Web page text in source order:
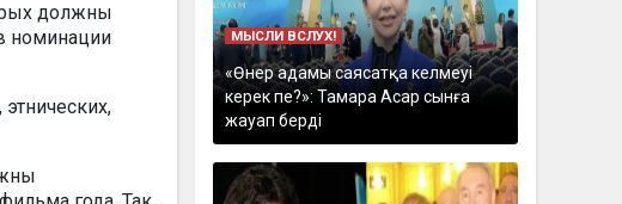
должны
номинации
МЫСЛИ ВСЛУХ!
«Өнер адамы саясатқа келмеуі
керек пе?»: Тамара Асар сынға
жауап берді